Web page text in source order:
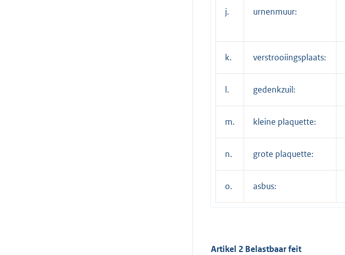
j. urnenmuur:
k. verstrooiingsplaats:
l. gedenkzuil:
m. kleine plaquette:
n. grote plaquette:
o. asbus:
Artikel 2 Belastbaar feit